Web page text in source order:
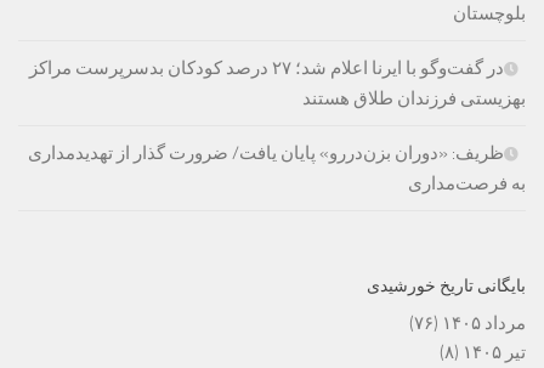
بلوچستان
در گفت‌وگو با ایرنا اعلام شد؛ ۲۷ درصد کودکان بدسرپرست مراکز
بهزیستی فرزندان طلاق هستند
ظریف: «دوران بزن‌دررو» پایان یافت/ ضرورت گذار از تهدیدمداری
به فرصت‌مداری
بایگانی تاریخ خورشیدی
مرداد ۱۴۰۵
(۷۶)
تیر ۱۴۰۵
(۸)